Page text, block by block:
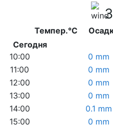
3
Темпер.°C
Сегодня
10:00
0 mm
11:00
0 mm
12:00
0 mm
13:00
0 mm
14:00
0.1 mm
15:00
0 mm